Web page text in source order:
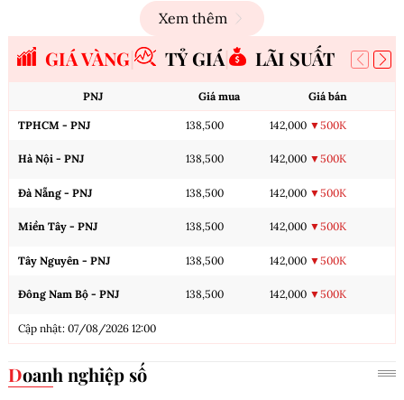
Xem thêm
GIÁ VÀNG TỶ GIÁ LÃI SUẤT
PNJ Giá mua Giá bán
TPHCM - PNJ 138,500 142,000 ▼500K
Hà Nội - PNJ 138,500 142,000 ▼500K
Đà Nẵng - PNJ 138,500 142,000 ▼500K
Miền Tây - PNJ 138,500 142,000 ▼500K
Tây Nguyên - PNJ 138,500 142,000 ▼500K
Đông Nam Bộ - PNJ 138,500 142,000 ▼500K
Cập nhật: 07/08/2026 12:00
Doanh nghiệp số